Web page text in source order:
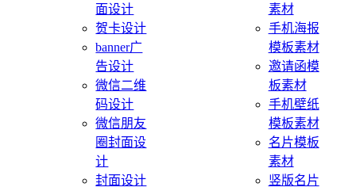
面设计
贺卡设计
banner广
告设计
微信二维
码设计
微信朋友
圈封面设
计
封面设计
素材
手机海报
模板素材
邀请函模
板素材
手机壁纸
模板素材
名片模板
素材
竖版名片